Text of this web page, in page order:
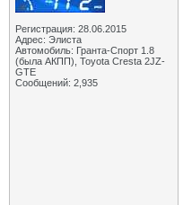
Регистрация: 28.06.2015
Адрес: Элиста
Автомобиль: Гранта-Спорт 1.8
(была АКПП), Toyota Cresta 2JZ-
GTE
Сообщений: 2,935